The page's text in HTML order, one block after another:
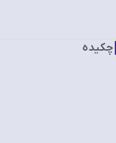
چکیده